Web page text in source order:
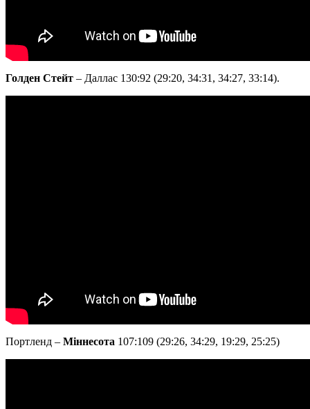
Голден Стейт – Даллас 130:92 (29:20, 34:31, 34:27, 33:14).
Портленд – Міннесота 107:109 (29:26, 34:29, 19:29, 25:25)